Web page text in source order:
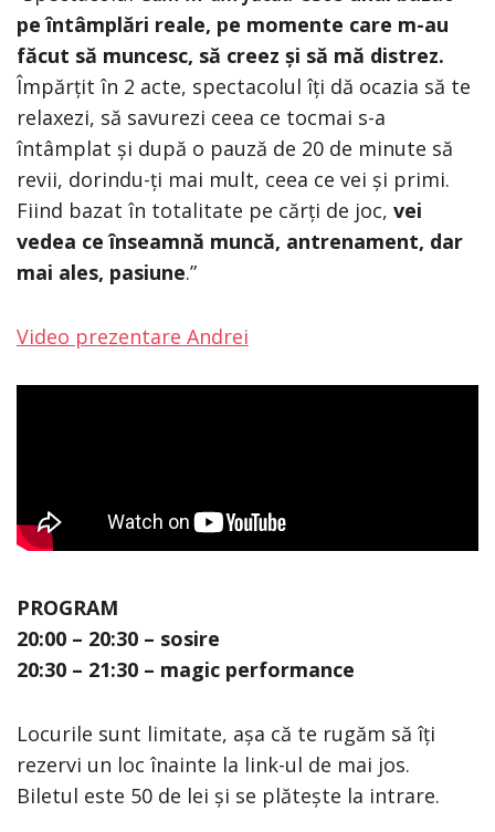
pe întâmplări reale, pe momente care m-au
făcut să muncesc, să creez și să mă distrez.
Împărțit în 2 acte, spectacolul îți dă ocazia să te
relaxezi, să savurezi ceea ce tocmai s-a
întâmplat și după o pauză de 20 de minute să
revii, dorindu-ți mai mult, ceea ce vei și primi.
Fiind bazat în totalitate pe cărți de joc, vei
vedea ce înseamnă muncă, antrenament, dar
mai ales, pasiune.”
Video prezentare Andrei
PROGRAM
20:00 – 20:30 – sosire
20:30 – 21:30 – magic performance
Locurile sunt limitate, așa că te rugăm să îți
rezervi un loc înainte la link-ul de mai jos.
Biletul este 50 de lei și se plătește la intrare.